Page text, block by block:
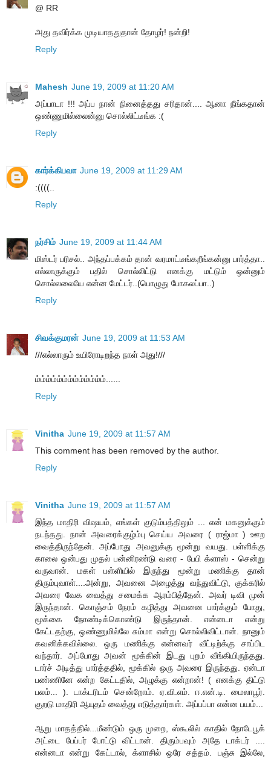
@ RR
அது தவிர்க்க முடியாததுதான் தோழர்! நன்றி!
Reply
Mahesh June 19, 2009 at 11:20 AM
அப்பாடா !!! அப்ப நான் நினைத்தது சரிதான்.... ஆனா நீங்கதான்
ஒண்ணுமில்லைன்னு சொல்லிட்டீங்க :(
Reply
கார்க்கிபவா June 19, 2009 at 11:29 AM
:((((..
Reply
நர்சிம் June 19, 2009 at 11:44 AM
மிஸ்டர் பரிசல்.. அந்தப்பக்கம் தான் வரமாட்டீங்கறீங்கன்னு பார்த்தா..
எல்லாருக்கும் பதில் சொல்லிட்டு எனக்கு மட்டும் ஒன்னும்
சொல்லலையே என்ன மேட்டர்..(பொழுது போகலப்பா..)
Reply
சிவக்குமரன் June 19, 2009 at 11:53 AM
///எல்லாரும் உயிரோடிறந்த நாள் அது!///
ம்ம்ம்ம்ம்ம்ம்ம்ம்ம்ம்ம்ம்......
Reply
Vinitha June 19, 2009 at 11:57 AM
This comment has been removed by the author.
Reply
Vinitha June 19, 2009 at 11:57 AM
இந்த மாதிரி விஷயம், எங்கள் குடும்பத்திலும் ... என் மகனுக்கும்
நடந்தது. நான் அவரைக்குழ்ம்பு செய்ய அவரை ( ராஜ்மா ) ஊற
வைத்திருந்தேன். அப்போது அவனுக்கு மூன்று வயது. பள்ளிக்கு
காலை ஒன்பது முதல் பன்னிரண்டு வரை - பேபி க்ளாஸ் - சென்று
வருவான். மகள் பள்ளியில் இருந்து மூன்று மணிக்கு தான்
திரும்புவாள்....அன்று, அவனை அழைத்து வந்துவிட்டு, குக்கரில்
அவரை வேக வைத்து சமைக்க ஆரம்பித்தேன். அவர் டிவி முன்
இருந்தான். கொஞ்சம் நேரம் கழித்து அவனை பார்க்கும் போது,
மூக்கை நோண்டிக்கொண்டு இருந்தான். என்னடா என்று
கேட்டதற்கு, ஒண்ணுமில்லே சும்மா என்று சொல்லிவிட்டான். நானும்
கவனிக்கவில்லை. ஒரு மணிக்கு என்னவர் வீட்டிற்க்கு சாப்பிட
வந்தார். அப்போது அவன் மூக்கின் இடது புறம் வீங்கியிருந்தது.
டார்ச் அடித்து பார்த்ததில், மூக்கில் ஒரு அவரை இருந்தது. ஏன்டா
பண்ணினே என்ற கேட்டதில், அழுக்கு என்றான்! ( எனக்கு திட்டு
பலம்... ). டாக்டரிடம் சென்றோம். ஏ.வி.எம். ஈ.என்.டி. மைலாபூர்.
குறடு மாதிரி ஆயுதம் வைத்து எடுத்தார்கள். அப்பப்பா என்ன பயம்...
ஆறு மாதத்தில்...மீண்டும் ஒரு முறை, ஸ்கூலில் காதில் நோடேபூக்
அட்டை பேப்பர் போட்டு விட்டான். திரும்பவும் அதே டாக்டர் ....
என்னடா என்று கேட்டால், க்ளாசில் ஒரே சத்தம். பஞ்சு இல்லே,